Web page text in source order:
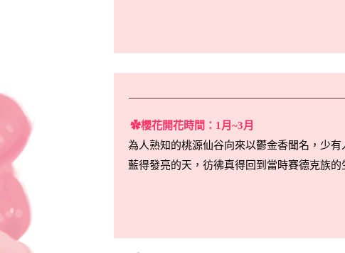
✿櫻花開花時間：1月~3月
為人熟知的桃源仙谷向來以鬱金香聞名，少
藍得發亮的天，彷彿真得回到當時賽德克族的